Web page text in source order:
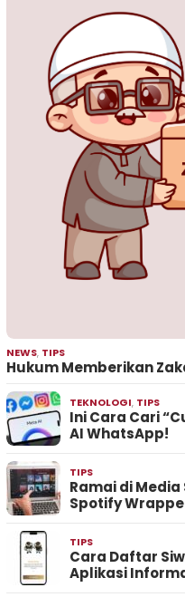
NEWS, TIPS
Hukum Memberikan
TEKNOLOGI, TIPS
Ini Cara Cari
AI WhatsApp!
TIPS
Ramai di
Spotify
TIPS
Cara Daftar
Aplikasi